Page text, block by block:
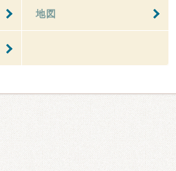
地図